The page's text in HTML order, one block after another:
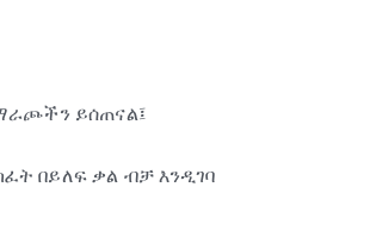
ይሰጠናል፤
በይለፍ ቃል ብቻ እንዲገባ